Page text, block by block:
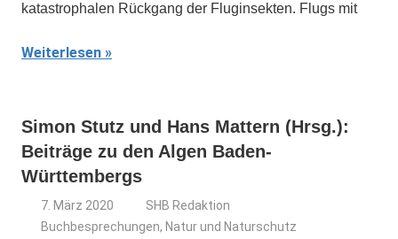
katastrophalen Rückgang der Fluginsekten. Flugs mit
Weiterlesen
Simon Stutz und Hans Mattern (Hrsg.):
Beiträge zu den Algen Baden-
Württembergs
7. März 2020
SHB Redaktion
Buchbesprechungen, Natur und Naturschutz